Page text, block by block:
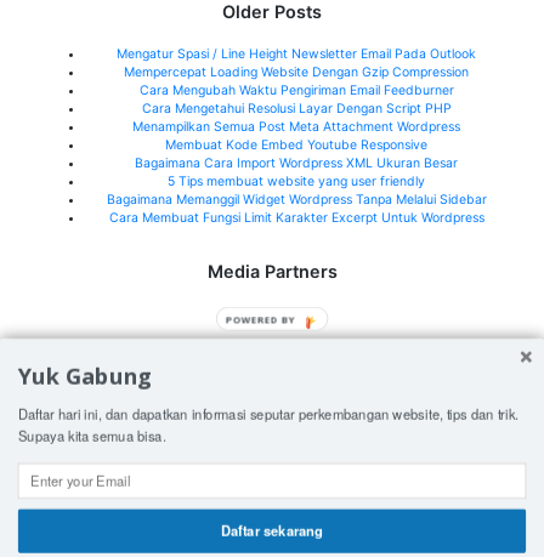
Older Posts
Mengatur Spasi / Line Height Newsletter Email Pada Outlook
Mempercepat Loading Website Dengan Gzip Compression
Cara Mengubah Waktu Pengiriman Email Feedburner
Cara Mengetahui Resolusi Layar Dengan Script PHP
Menampilkan Semua Post Meta Attachment Wordpress
Membuat Kode Embed Youtube Responsive
Bagaimana Cara Import Wordpress XML Ukuran Besar
5 Tips membuat website yang user friendly
Bagaimana Memanggil Widget Wordpress Tanpa Melalui Sidebar
Cara Membuat Fungsi Limit Karakter Excerpt Untuk Wordpress
Media Partners
Jeffry.my.id
Yuk Gabung
Daftar hari ini, dan dapatkan informasi seputar perkembangan website, tips dan trik.
Supaya kita semua bisa.
Daftar sekarang
POWERED BY